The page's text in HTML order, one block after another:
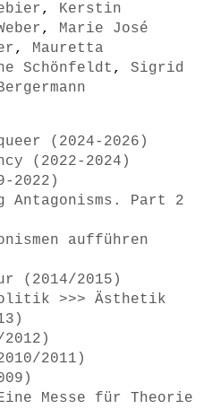
, Kerstin
, Marie José
, Mauretta
Schönfeldt , Sigrid
(2024-2026)
(2022-2024)
2022)
Antagonisms. Part 2
aufführen
(2014/2015)
>>> Ästhetik
2011)
Messe für Theorie